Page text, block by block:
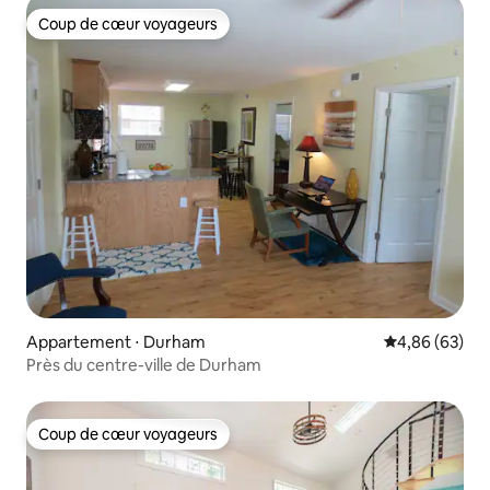
Coup de cœur voyageurs
Coup de cœur voyageurs
Appartement ⋅ Durham Évaluation
4,86 (63)
Près du centre-ville de Durham
Coup de cœur voyageurs
Coup de cœur voyageurs